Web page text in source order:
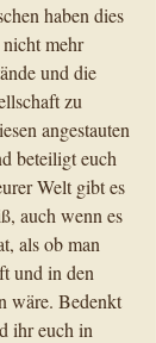
haben dies
nicht mehr
und die
zu
angestauten
beteiligt euch
Welt gibt es
auch wenn es
als ob man
und in den
wäre. Bedenkt
ihr euch in